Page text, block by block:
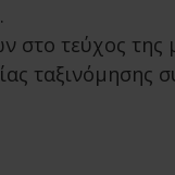
στο τεύχος της
ταξινόμησης